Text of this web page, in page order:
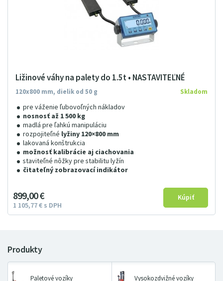
Ližinové váhy na palety do 1.5t • NASTAVITEĽNÉ
120x800 mm, dielik od 50 g
pre váženie ľubovoľných nákladov
nosnosť až 1 500 kg
madlá pre ľahkú manipuláciu
rozpojiteľné lyžiny 120×800 mm
lakovaná konštrukcia
možnosť kalibrácie aj ciachovania
staviteľné nôžky pre stabilitu lyžín
čitateľný zobrazovací indikátor
Skladom
899 00€
1 105 77€ s DPH
Paletové vozíky Vysokozdvižné vozíky